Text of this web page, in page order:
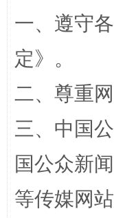
站台名比
一、遵守
定》。
二、尊重
三、中国
国公众新
等传媒网